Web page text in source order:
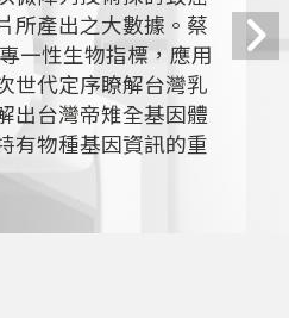
享受解謎過程的人。
他最喜歡的植物學科
來意外的驚喜。研究
我們在研究路上走得